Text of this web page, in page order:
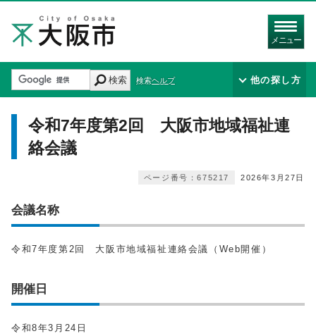
メニュー
検索 検索ヘルプ 他の探し方
令和7年度第2回 大阪市地域福祉連
絡会議
2026年3月27日
ページ番号：675217
会議名称
令和7年度第2回 大阪市地域福祉連絡会議（Web開催）
開催日
令和8年3月24日